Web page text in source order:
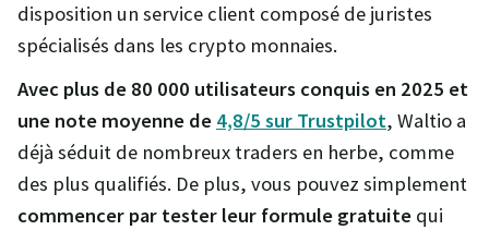
disposition un service client composé de juristes
spécialisés dans les crypto monnaies.
Avec plus de 80 000 utilisateurs conquis en 2025 et
une note moyenne de 4,8/5 sur Trustpilot, Waltio a
déjà séduit de nombreux traders en herbe, comme
des plus qualifiés. De plus, vous pouvez simplement
commencer par tester leur formule gratuite qui